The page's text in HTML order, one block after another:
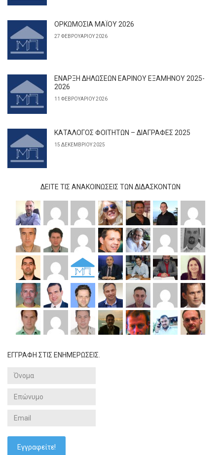
ΟΡΚΩΜΟΣΙΑ ΜΑΪΟΥ 2026
27 ΦΕΒΡΟΥΑΡΊΟΥ 2026
ΕΝΑΡΞΗ ΔΗΛΩΣΕΩΝ ΕΑΡΙΝΟΥ ΕΞΑΜΗΝΟΥ 2025-
2026
11 ΦΕΒΡΟΥΑΡΊΟΥ 2026
ΚΑΤΑΛΟΓΟΣ ΦΟΙΤΗΤΩΝ – ΔΙΑΓΡΑΦΕΣ 2025
15 ΔΕΚΕΜΒΡΊΟΥ 2025
ΔΕΊΤΕ ΤΙΣ ΑΝΑΚΟΙΝΏΣΕΙΣ ΤΩΝ ΔΙΔΆΣΚΟΝΤΩΝ
ΕΓΓΡΑΦΗ ΣΤΙΣ ΕΝΗΜΕΡΩΣΕΙΣ.